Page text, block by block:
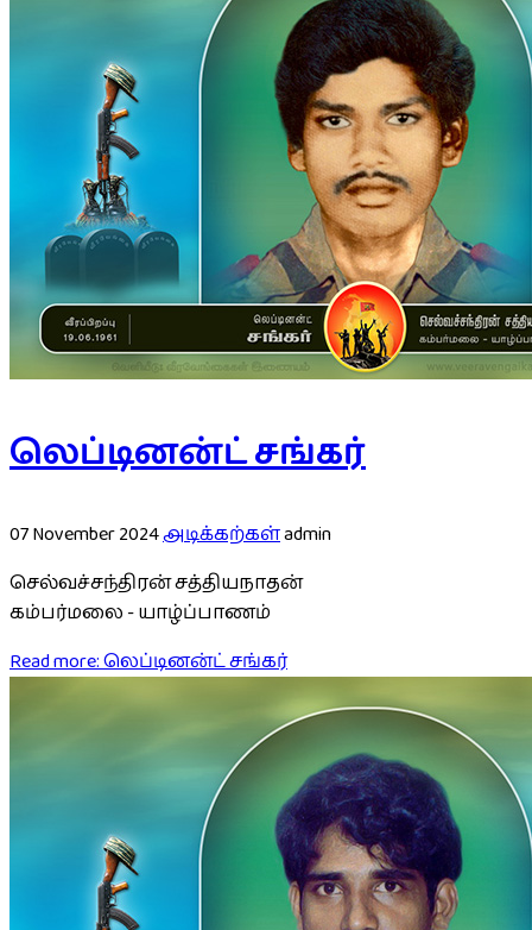
லெப்டினன்ட் சங்கர்
07 November 2024அடிக்கற்கள்admin
செல்வச்சந்திரன் சத்தியநாதன்
கம்பர்மலை - யாழ்ப்பாணம்
Read more: லெப்டினன்ட் சங்கர்